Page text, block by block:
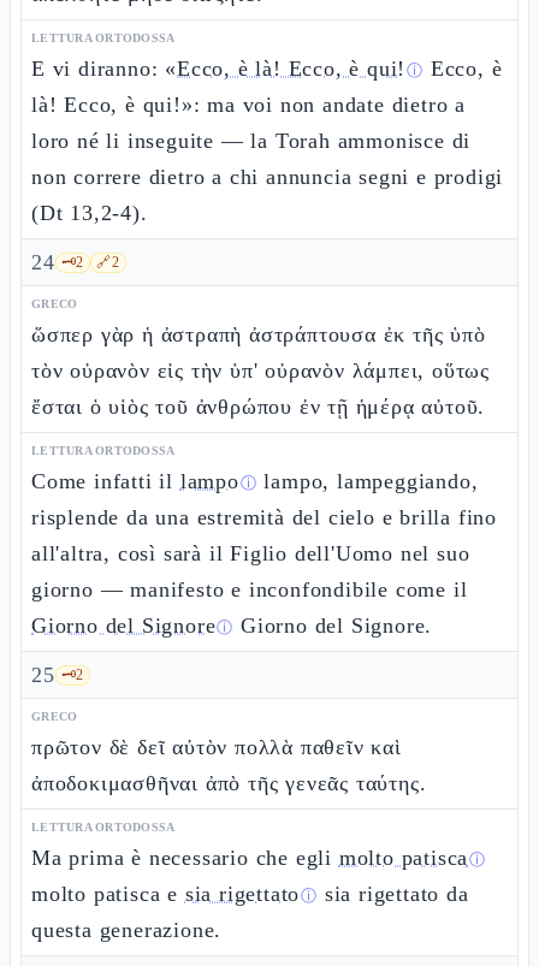
LETTURA ORTODOSSA
E vi diranno: «Ecco, è là! Ecco, è qui! ⓘ Ecco, è
là! Ecco, è qui!»: ma voi non andate dietro a
loro né li inseguite — la Torah ammonisce di
non correre dietro a chi annuncia segni e prodigi
(Dt 13,2-4).
24 🗝️2 🔗2
GRECO
ὥσπερ γὰρ ἡ ἀστραπὴ ἀστράπτουσα ἐκ τῆς ὑπὸ
τὸν οὐρανὸν εἰς τὴν ὑπ' οὐρανὸν λάμπει, οὕτως
ἔσται ὁ υἱὸς τοῦ ἀνθρώπου ἐν τῇ ἡμέρᾳ αὐτοῦ.
LETTURA ORTODOSSA
Come infatti il lampoⓘ lampo, lampeggiando,
risplende da una estremità del cielo e brilla fino
all'altra, così sarà il Figlio dell'Uomo nel suo
giorno — manifesto e inconfondibile come il
Giorno del Signoreⓘ Giorno del Signore.
25 🗝️2
GRECO
πρῶτον δὲ δεῖ αὐτὸν πολλὰ παθεῖν καὶ
ἀποδοκιμασθῆναι ἀπὸ τῆς γενεᾶς ταύτης.
LETTURA ORTODOSSA
Ma prima è necessario che egli molto patiscaⓘ
molto patisca e sia rigettatoⓘ sia rigettato da
questa generazione.